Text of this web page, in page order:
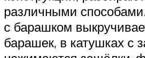
различными
с барашком
барашек, в катушках с